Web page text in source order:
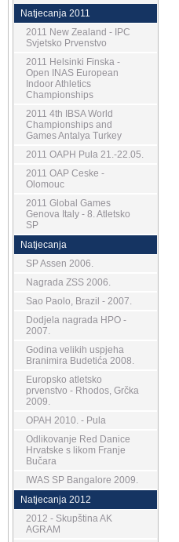
Natjecanja 2011
2011 New Zealand - IPC
Svjetsko Prvenstvo
2011 Helsinki Finska -
Open INAS European
Indoor Athletics
Championships
2011 4th IBSA World
Championships and
Games Antalya Turkey
2011 OAPH Pula 21.-22.05.
2011 OAP Ceske -
Olomouc
2011 Global Games
Genova Italy - 8. Atletsko
SP
Natjecanja
SP Assen 2006.
Nagrada ZSS 2006.
Sao Paolo, Brazil - 2007.
Dodjela nagrada HPO -
2007.
Godina velikih uspjeha
Branimira Budetića 2008.
Europsko atletsko
prvenstvo - Rhodos, Grčka
2009.
OPAH 2010. - Pula
Odlikovanje Red Danice
Hrvatske s likom Franje
Bučara
IWAS SP Bangalore 2009.
Natjecanja 2012
2012 - Skupština AK
AGRAM